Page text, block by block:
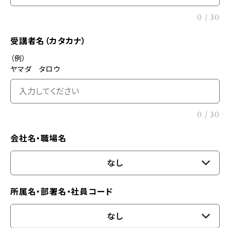
0 / 30
受講者名（カタカナ）
（例）
ヤマダ タロウ
0 / 30
会社名・職場名
なし
所属名・部署名・社員コード
なし